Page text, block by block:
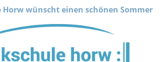
Horw wünscht einen schönen Sommer